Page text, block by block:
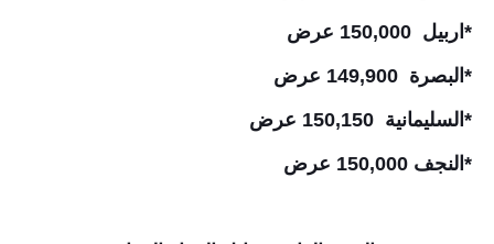
*اربيل 150,000 عرض
*البصرة 149,900 عرض
*السليمانية 150,150 عرض
*النجف 150,000 عرض